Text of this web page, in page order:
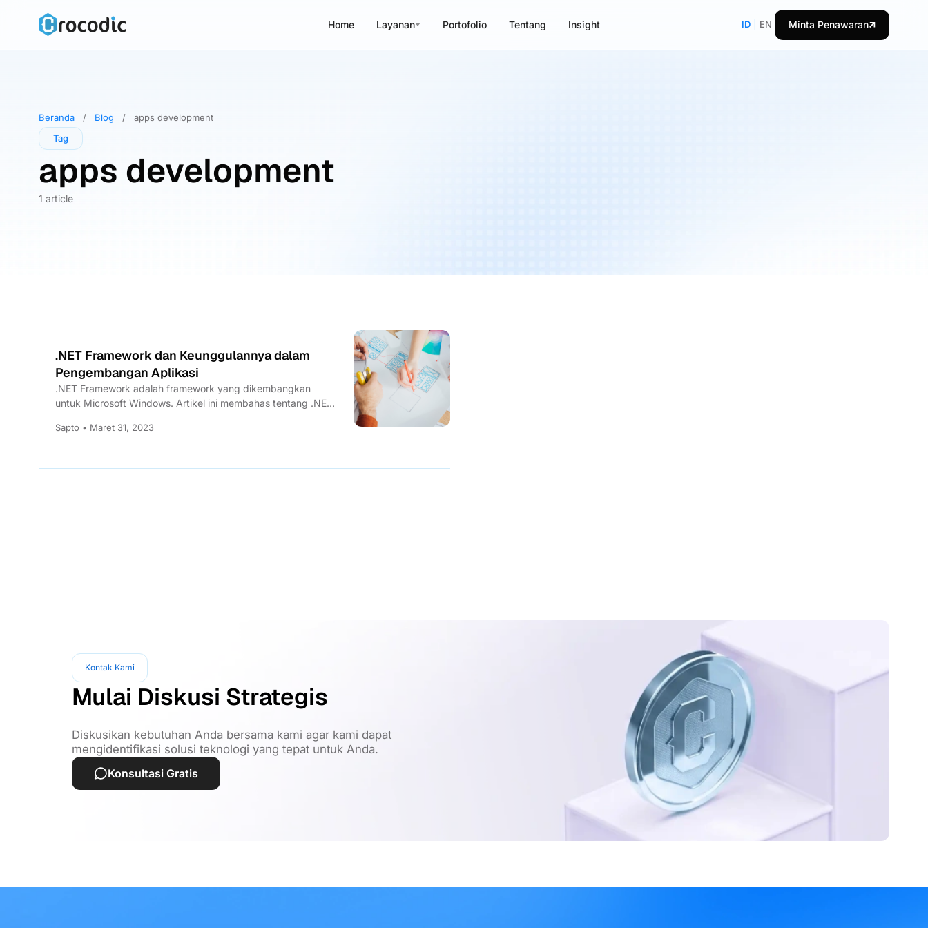
Home Layanan Portofolio Tentang Insight ID EN Minta Penawaran
Beranda / Blog /
apps development
Tag
apps development
1 article
.NET Framework dan Keunggulannya dalam
Pengembangan Aplikasi
.NET Framework adalah framework yang dikembangkan
untuk Microsoft Windows. Artikel ini membahas tentang .NET
Sapto • Maret 31, 2023
Kontak Kami
Mulai Diskusi Strategis
Diskusikan kebutuhan Anda bersama kami agar kami dapat
mengidentifikasi solusi teknologi yang tepat untuk Anda.
Konsultasi Gratis